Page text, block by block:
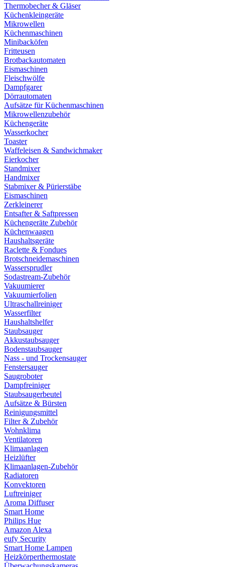
Thermobecher & Gläser
Küchenkleingeräte
Mikrowellen
Küchenmaschinen
Minibacköfen
Fritteusen
Brotbackautomaten
Eismaschinen
Fleischwölfe
Dampfgarer
Dörrautomaten
Aufsätze für Küchenmaschinen
Mikrowellenzubehör
Küchengeräte
Wasserkocher
Toaster
Waffeleisen & Sandwichmaker
Eierkocher
Standmixer
Handmixer
Stabmixer & Pürierstäbe
Eismaschinen
Zerkleinerer
Entsafter & Saftpressen
Küchengeräte Zubehör
Küchenwaagen
Haushaltsgeräte
Raclette & Fondues
Brotschneidemaschinen
Wassersprudler
Sodastream-Zubehör
Vakuumierer
Vakuumierfolien
Ultraschallreiniger
Wasserfilter
Haushaltshelfer
Staubsauger
Akkustaubsauger
Bodenstaubsauger
Nass - und Trockensauger
Fenstersauger
Saugroboter
Dampfreiniger
Staubsaugerbeutel
Aufsätze & Bürsten
Reinigungsmittel
Filter & Zubehör
Wohnklima
Ventilatoren
Klimaanlagen
Heizlüfter
Klimaanlagen-Zubehör
Radiatoren
Konvektoren
Luftreiniger
Aroma Diffuser
Smart Home
Philips Hue
Amazon Alexa
eufy Security
Smart Home Lampen
Heizkörperthermostate